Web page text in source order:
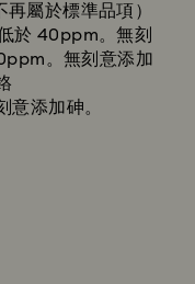
再屬於標準品項）
於 40ppm。無刻
。無刻意添加
意添加砷。